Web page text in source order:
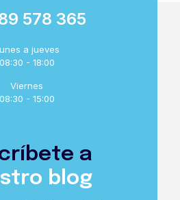
578 365
a jueves
08:30 - 18:00
Viernes
08:30 - 15:00
a
blog